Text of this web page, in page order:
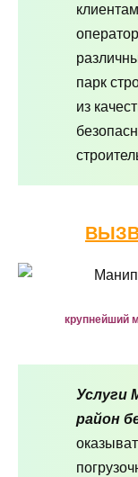
парк
из
крупнейший
Услуги
район